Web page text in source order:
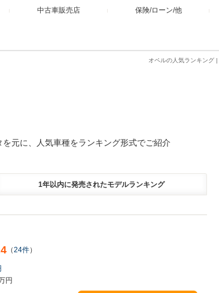
中古車販売店 保険/ローン/他
オペルの人気ランキング
元に、人気車種をランキング形式でご紹介
1年以内に発売されたモデルランキング
（24件）
円